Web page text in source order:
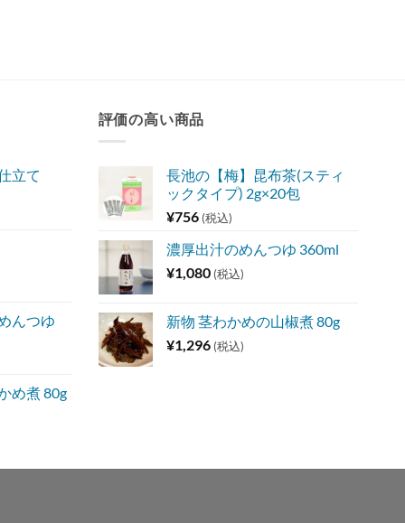
立て
んつゆ
め煮 80g
評価の高い商品
長池の【梅】昆布茶(スティ
ックタイプ) 2g×20包
¥756 (税込)
濃厚出汁のめんつゆ 360ml
¥1,080 (税込)
新物 茎わかめの山椒煮 80g
¥1,296 (税込)